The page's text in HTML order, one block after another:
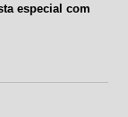
especial com